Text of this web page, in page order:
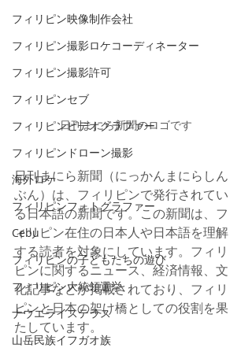
フィリピン映像制作会社
フィリピン撮影ロケコーディネーター
フィリピン撮影許可
フィリピンセブ
フィリピンビデオグラファー
フィリピンドローン撮影
海外ロケ
フィリピンフォトグラファー
Cebu
フィリピンの子どもたちの遊び
フィリピン大統領選挙
ナウエライステラス
山岳民族イフガオ族
日刊まにら新聞のロゴです
日刊まにら新聞（にっかんまにらしん
ぶん）は、フィリピンで発行されてい
る日本語の新聞です。この新聞は、フ
ィリピン在住の日本人や日本語を理解
する読者を対象にしています。フィリ
ピンに関するニュース、経済情報、文
化記事などが掲載されており、フィリ
ピンと日本の架け橋としての役割を果
たしています。